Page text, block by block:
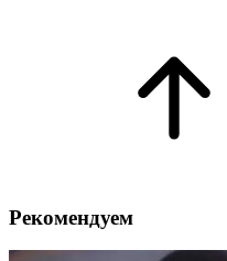
Рекомендуем